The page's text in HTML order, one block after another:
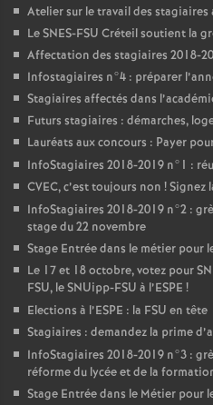
Atelier sur le travail des stagiaires
LeSNES-FSU Créteil soutient la
Affectation des stagiaires 2018-
Infostagiaires n°4 : préparer
Stagiaires affectés dans
Futurs stagiaires : démarches,
Lauréats aux concours : Payer
InfoStagiaires 2018-2019 n°1 :
CVEC, c’est toujours non ! Signez
InfoStagiaires 2018-2019 n°2 :
stage du 22 novembre
Stage Entrée dans le métier pour
Le 17 et 18 octobre, votez pour
FSU, le SNUipp-FSU à l’ESPE !
Elections à l’ESPE : la FSU en tête
Stagiaires : demandez la prime
InfoStagiaires 2018-2019 n°3 :
réforme du lycée et de la
Stage Entrée dans le Métier pour